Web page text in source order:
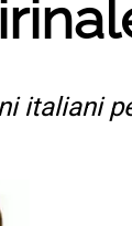
italiani